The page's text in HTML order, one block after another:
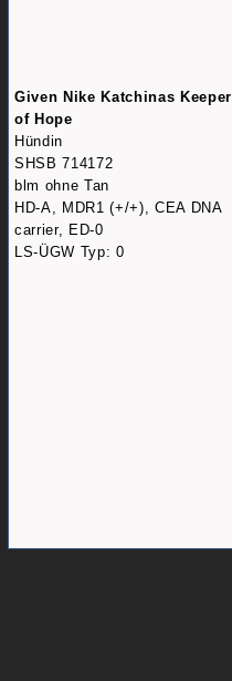
Given Nike Katchinas Keeper
of Hope
Hündin
SHSB 714172
blm ohne Tan
HD-A, MDR1 (+/+), CEA DNA
carrier, ED-0
LS-ÜGW Typ: 0